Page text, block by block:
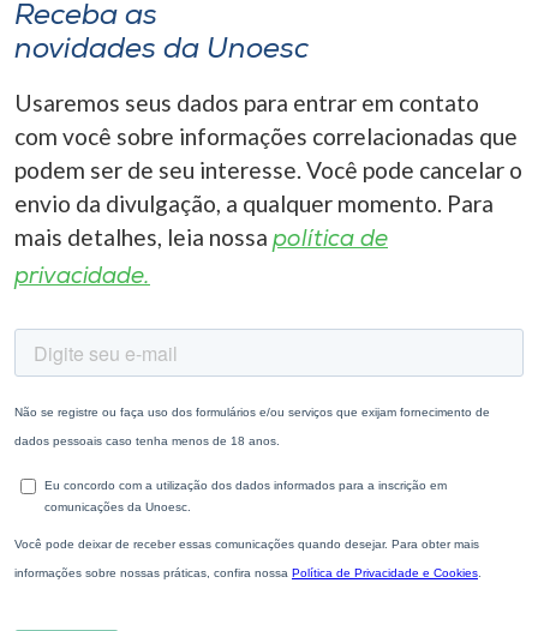
Receba as
novidades da Unoesc
Usaremos seus dados para entrar em contato
com você sobre informações correlacionadas que
podem ser de seu interesse. Você pode cancelar o
envio da divulgação, a qualquer momento. Para
mais detalhes, leia nossa política de
privacidade.